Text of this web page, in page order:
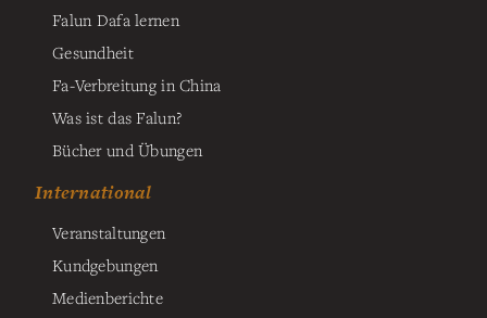
Falun Dafa lernen
Gesundheit
Fa-Verbreitung in China
Was ist das Falun?
Bücher und Übungen
International
Veranstaltungen
Kundgebungen
Medienberichte